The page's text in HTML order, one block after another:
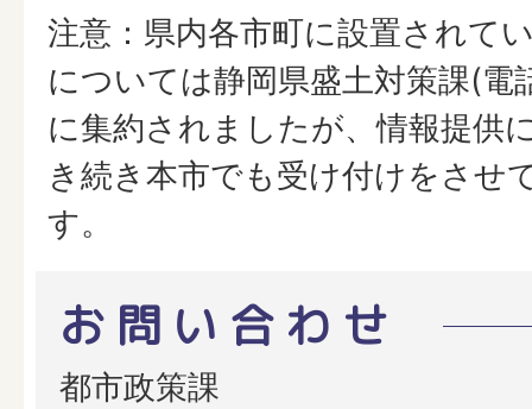
注意：県内各市町に設置されて
については静岡県盛土対策課(
に集約されましたが、情報提供
き続き本市でも受け付けをさせ
す。
お問い合わせ
都市政策課